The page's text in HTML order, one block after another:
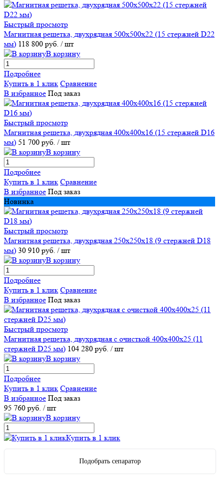
Быстрый просмотр
Магнитная решетка, двухрядная 500х500х22 (15 стержней D22
мм) 118 800 руб. / шт
В корзину
Подробнее
Купить в 1 клик Сравнение
В избранное Под заказ
Быстрый просмотр
Магнитная решетка, двухрядная 400х400х16 (15 стержней D16
мм) 51 700 руб. / шт
В корзину
Подробнее
Купить в 1 клик Сравнение
В избранное Под заказ
Новинка
Быстрый просмотр
Магнитная решетка, двухрядная 250х250х18 (9 стержней D18
мм) 30 910 руб. / шт
В корзину
Подробнее
Купить в 1 клик Сравнение
В избранное Под заказ
Быстрый просмотр
Магнитная решетка, двухрядная с очисткой 400х400х25 (11
стержней D25 мм) 104 280 руб. / шт
В корзину
Подробнее
Купить в 1 клик Сравнение
В избранное Под заказ
95 760 руб. / шт
В корзину
Купить в 1 клик
Подобрать сепаратор